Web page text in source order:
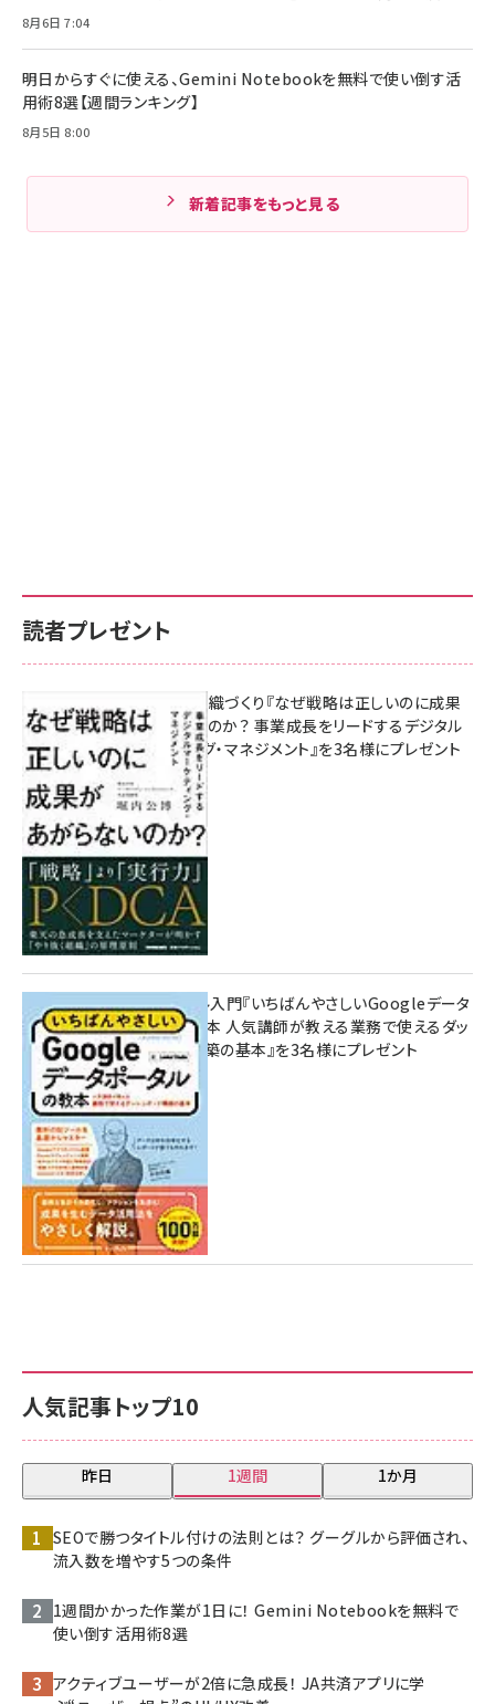
8月6日 7:04
明日からすぐに使える、Gemini Notebookを無料で使い倒す活
用術8選【週間ランキング】
8月5日 8:00
新着記事をもっと見る
人気記事トップ10
昨日 1週間 1か月
SEOで勝つタイトル付けの法則とは？ グーグルから評価され、
流入数を増やす5つの条件
1週間かかった作業が1日に！ Gemini Notebookを無料で
使い倒す活用術8選
アクティブユーザーが2倍に急成長！ JA共済アプリに学
読者プレゼント
成果を生む組織づくり『なぜ戦略は正しいのに成果
があがらないのか？ 事業成長をリードするデジタル
マーケティング・マネジメント』を3名様にプレゼント
10:00
無料BIツール入門『いちばんやさしいGoogleデータ
ポータルの教本 人気講師が教える業務で使えるダッ
シュボード構築の基本』を3名様にプレゼント
7月31日 10:00